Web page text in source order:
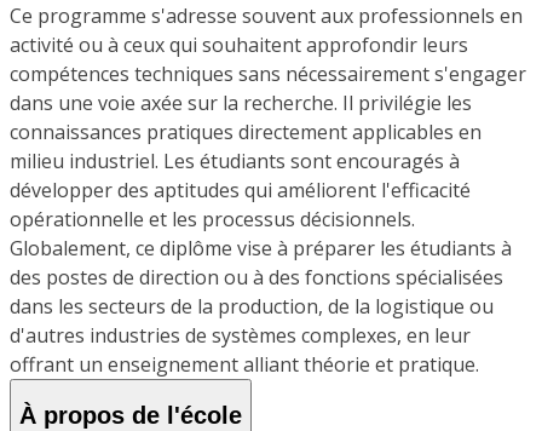
Ce programme s'adresse souvent aux professionnels en
activité ou à ceux qui souhaitent approfondir leurs
compétences techniques sans nécessairement s'engager
dans une voie axée sur la recherche. Il privilégie les
connaissances pratiques directement applicables en
milieu industriel. Les étudiants sont encouragés à
développer des aptitudes qui améliorent l'efficacité
opérationnelle et les processus décisionnels.
Globalement, ce diplôme vise à préparer les étudiants à
des postes de direction ou à des fonctions spécialisées
dans les secteurs de la production, de la logistique ou
d'autres industries de systèmes complexes, en leur
offrant un enseignement alliant théorie et pratique.
À propos de l'école